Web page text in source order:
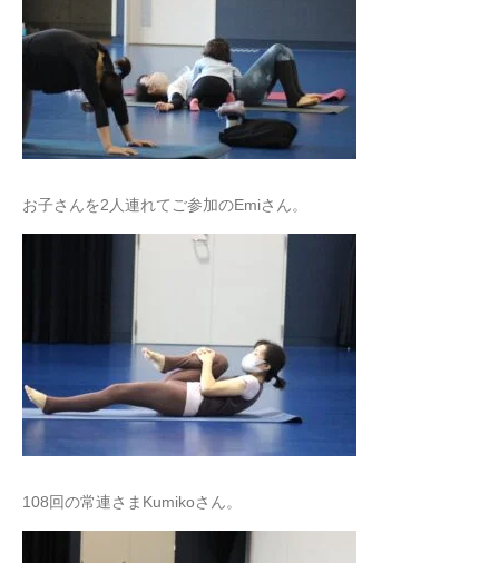
お子さんを2人連れてご参加のEmiさん。
108回の常連さまKumikoさん。